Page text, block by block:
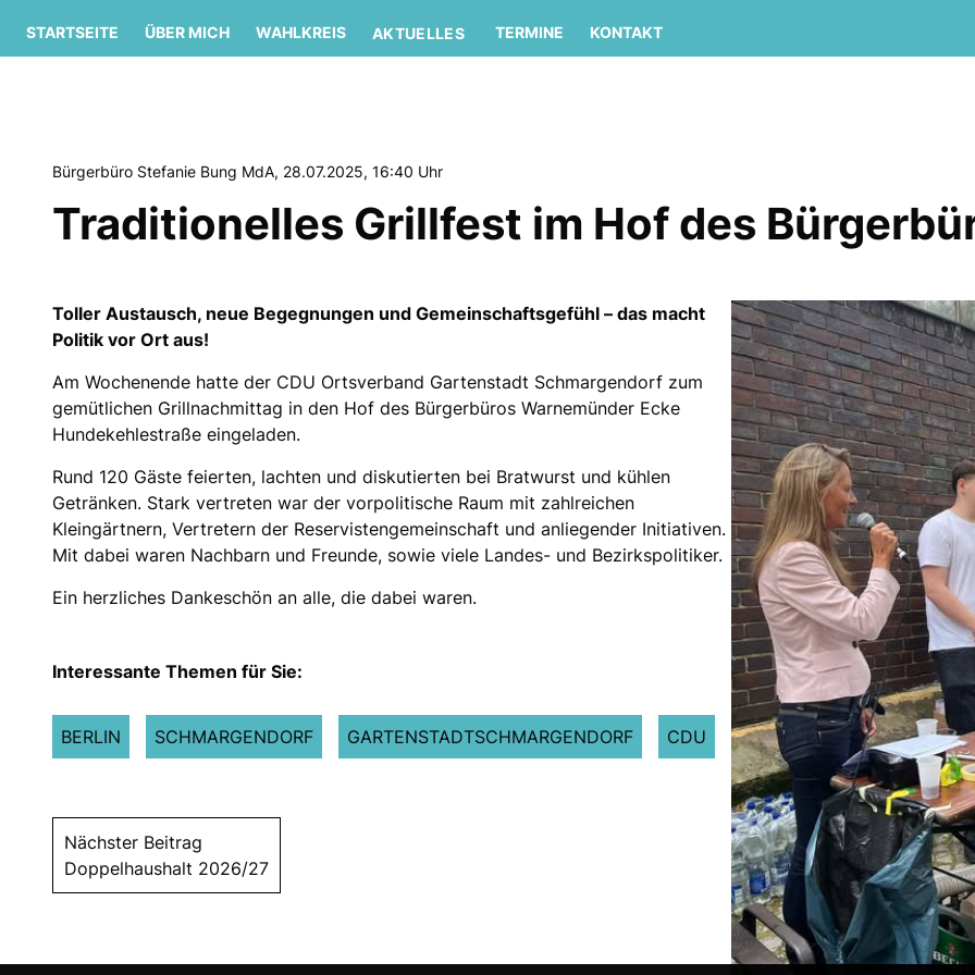
STARTSEITE ÜBER MICH WAHLKREIS AKTUELLES TERMINE KONTAKT
Bürgerbüro Stefanie Bung MdA, 28.07.2025, 16:40 Uhr
Traditionelles Grillfest im Hof des
Toller Austausch, neue Begegnungen und Gemeinschaftsgefühl – das macht
Politik vor Ort aus!
Am Wochenende hatte der CDU Ortsverband Gartenstadt Schmargendorf zum
gemütlichen Grillnachmittag in den Hof des Bürgerbüros Warnemünder Ecke
Hundekehlestraße eingeladen.
Rund 120 Gäste feierten, lachten und diskutierten bei Bratwurst und kühlen
Getränken. Stark vertreten war der vorpolitische Raum mit zahlreichen
Kleingärtnern, Vertretern der Reservistengemeinschaft und anliegender Initiativen.
Mit dabei waren Nachbarn und Freunde, sowie viele Landes- und Bezirkspolitiker.
Ein herzliches Dankeschön an alle, die dabei waren.
Interessante Themen für Sie:
BERLIN SCHMARGENDORF GARTENSTADTSCHMARGENDORF CDU
Nächster Beitrag
Doppelhaushalt 2026/27